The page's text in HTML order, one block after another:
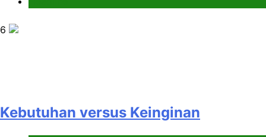
6
Kebutuhan versus Keinginan